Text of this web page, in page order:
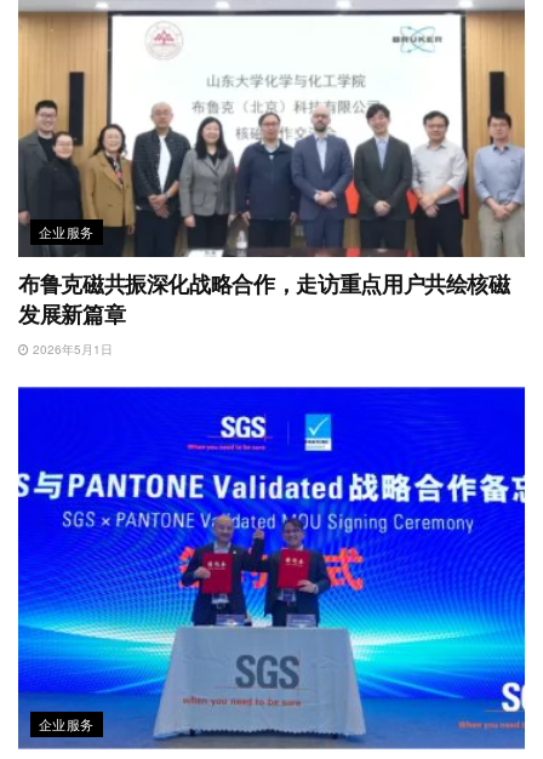
企业服务
布鲁克磁共振深化战略合作，走访重点用户共绘核磁
发展新篇章
2026年5月1日
企业服务